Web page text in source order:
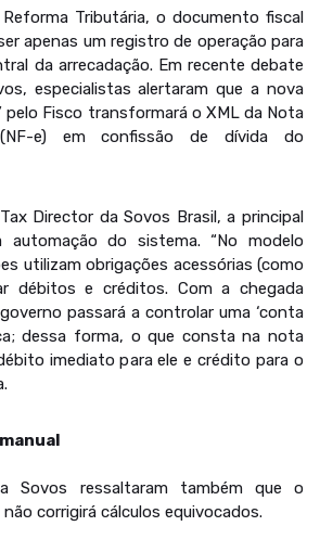
Tributária, o documento fiscal
apenas um registro de operação para
da arrecadação. Em recente debate
especialistas alertaram que a nova
pelo Fisco transformará o XML da Nota
e) em confissão de dívida do
Director da Sovos Brasil, a principal
automação do sistema. “No modelo
utilizam obrigações acessórias (como
débitos e créditos. Com a chegada
passará a controlar uma ‘conta
dessa forma, o que consta na nota
imediato para ele e crédito para o
Sovos ressaltaram também que o
corrigirá cálculos equivocados.